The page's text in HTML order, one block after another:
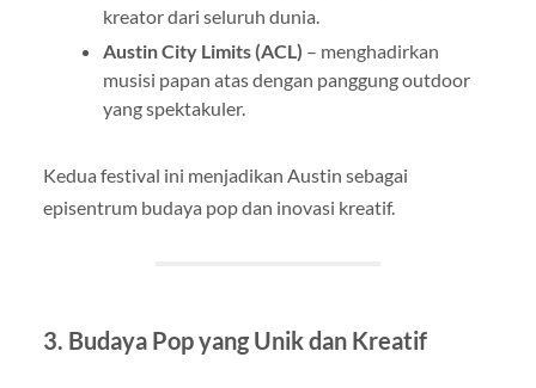
kreator dari seluruh dunia.
Austin City Limits (ACL) – menghadirkan
musisi papan atas dengan panggung outdoor
yang spektakuler.
Kedua festival ini menjadikan Austin sebagai
episentrum budaya pop dan inovasi kreatif.
3. Budaya Pop yang Unik dan Kreatif